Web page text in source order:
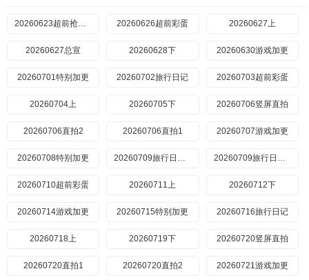
20260626超前彩蛋 20260627上
20260627总宣 20260628下 20260630游戏加更​
20260701特别加更 20260702旅行日记 20260703超前彩蛋
20260704上 20260705下 ​20260706竖屏直拍
​20260706直拍2 ​20260706直拍1 20260707游戏加更
20260708特别加更
20260710超前彩蛋 20260711上 20260712下
20260714游戏加更 20260715特别加更 20260716旅行日记
20260718上 20260719下 20260720竖屏直拍
20260720直拍1 ​20260720直拍2 20260721游戏加更